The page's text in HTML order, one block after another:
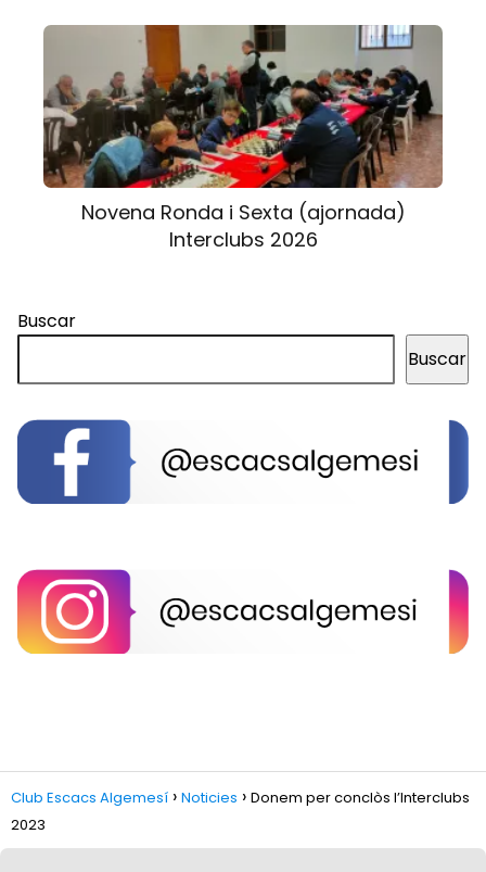
Novena Ronda i Sexta (ajornada)
Interclubs 2026
Buscar
Buscar
Club Escacs Algemesí Noticies
Donem per conclòs l’Interclubs
2023